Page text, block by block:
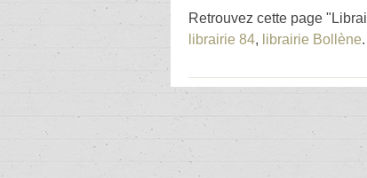
Retrouvez cette page
librairie 84, librairie Bollène.